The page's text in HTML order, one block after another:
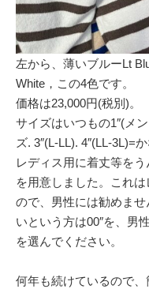
左から、薄いブルーLt
White，この4色です。
価格は23,000円(税別)。
サイズはいつもの1″(メ
ズ. 3″(L-LL). 4″(LL-3L)=
レディス用に着丈等を
を用意しました。これ
ので、男性には勧めま
いという方は00″を、男
を選んでください。
何年も続けているので